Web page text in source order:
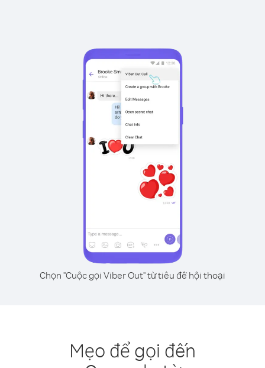
Chọn "Cuộc gọi Viber Out" từ tiêu đề hội thoại
Mẹo để gọi đến